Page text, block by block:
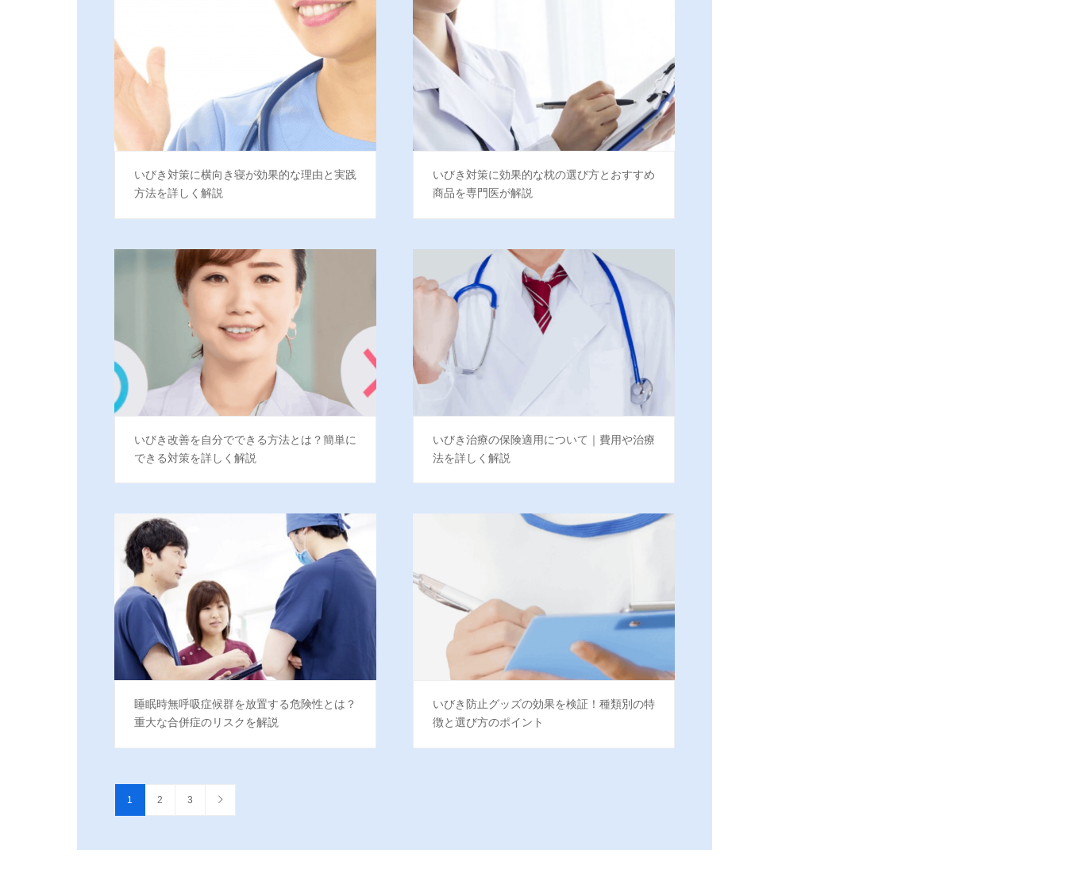
いびき対策に横向き寝が効果的な理由と実践
方法を詳しく解説
いびき対策に効果的な枕の選び方とおすすめ
商品を専門医が解説
いびき改善を自分でできる方法とは？簡単に
できる対策を詳しく解説
いびき治療の保険適用について｜費用や治療
法を詳しく解説
睡眠時無呼吸症候群を放置する危険性とは？
重大な合併症のリスクを解説
いびき防止グッズの効果を検証！種類別の特
徴と選び方のポイント
1 2 3